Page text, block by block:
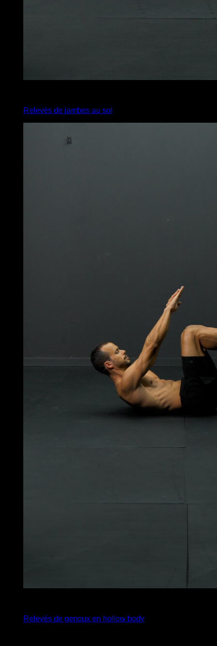
Relevés de jambes au sol
Relevés de genoux en hollow body